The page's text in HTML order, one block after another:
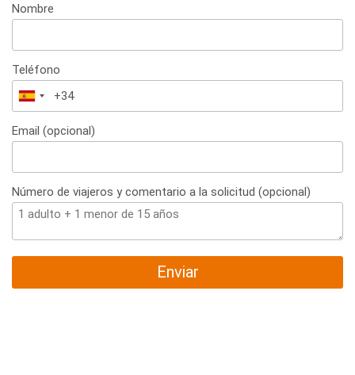
Nombre
Teléfono
España
+34
Email (opcional)
Número de viajeros y comentario a la solicitud (opcional)
Enviar